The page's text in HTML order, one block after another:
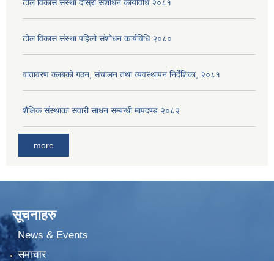
टोल विकास संस्था दोस्रो संशोधन कार्यविधि २०८१
टोल विकास संस्था पहिलो संशोधन कार्यविधि २०८०
वातावरण क्लबको गठन, संचालन तथा व्यवस्थापन निर्देशिका, २०८१
शैक्षिक संस्थाका सवारी साधन सम्बन्धी मापदण्ड २०८२
more
सूचनाहरु
News & Events
समाचार